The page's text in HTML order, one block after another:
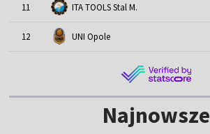
11 ITA TOOLS Stal M.
12 UNI Opole
Najnowsze